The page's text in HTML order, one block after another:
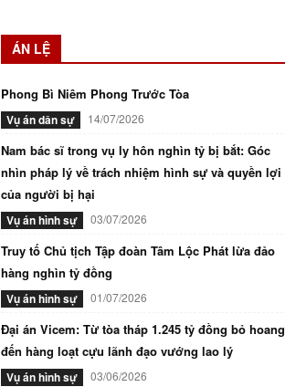
ÁN LỆ
Phong Bì Niêm Phong Trước Tòa
Vụ án dân sự 14/07/2026
Nam bác sĩ trong vụ ly hôn nghìn tỷ bị bắt: Góc
nhìn pháp lý về trách nhiệm hình sự và quyền lợi
của người bị hại
Vụ án hình sự 03/07/2026
Truy tố Chủ tịch Tập đoàn Tâm Lộc Phát lừa đảo
hàng nghìn tỷ đồng
Vụ án hình sự 01/07/2026
Đại án Vicem: Từ tòa tháp 1.245 tỷ đồng bỏ hoang
đến hàng loạt cựu lãnh đạo vướng lao lý
Vụ án hình sự 03/06/2026